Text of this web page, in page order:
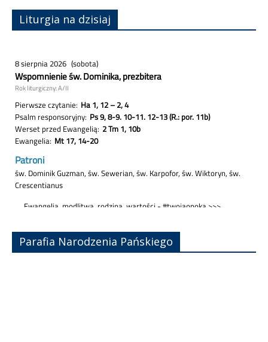
Liturgia na dzisiaj
Parafia Narodzenia Pańskiego